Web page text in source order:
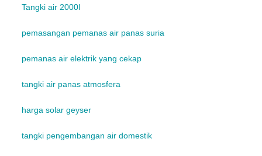
Tangki air 2000l
pemasangan pemanas air panas suria
pemanas air elektrik yang cekap
tangki air panas atmosfera
harga solar geyser
tangki pengembangan air domestik